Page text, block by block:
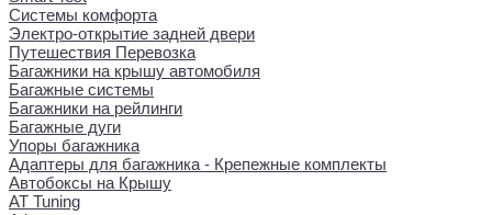
Системы комфорта
Электро-открытие задней двери
Путешествия Перевозка
Багажники на крышу автомобиля
Багажные системы
Багажники на рейлинги
Багажные дуги
Упоры багажника
Адаптеры для багажника - Крепежные комплекты
Автобоксы на Крышу
AT Tuning